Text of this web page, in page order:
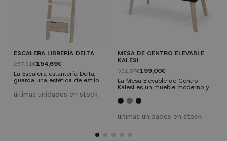
ESCALERA LIBRERÍA DELTA
257,81€154,69€
La Escalera estantería Delta,
guarda una estética de estilo
un mueble decorativo a la vez
últimas unidades en stock
MESA DE CENTRO ELEVABLE
KALESI
331,67€199,00€
La Mesa Elevable de Centro
Kalesi es un mueble moderno y
cualquier estancia y que,
extra bajo su tapa para guardar
cualquier objeto que
últimas unidades en stock